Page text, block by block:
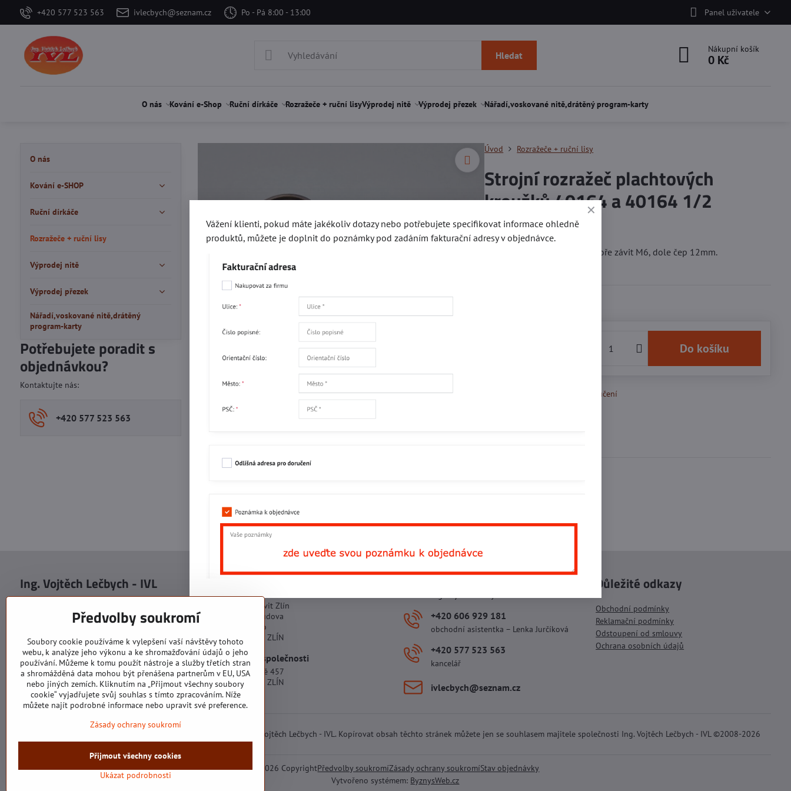
+420 577 523 563 ivlecbych@seznam.cz Po - Pá 8:00 - 13:00 Panel uživatele
Hledat
Nákupní košík
0 Kč
O nás Kování e-Shop Ruční dírkáče Rozražeče + ruční lisyVýprodej nitě Výprodej přezek Nářadí,voskované nitě,drátěný program-karty
Úvod Rozražeče + ruční lisy
Strojní rozražeč plachtových
kroužků 40164 a 40164 1/2
Hodnocení
Materiál ocel, provedení:nahoře závit M6, dole čep 12mm.
Do košíku
Doručení
mail
O nás
Kování e-SHOP
Ruční dírkáče
Rozražeče + ruční lisy
Výprodej nitě
Výprodej přezek
Nářadí,voskované nitě,drátěný
program-karty
Potřebujete poradit s
objednávkou?
Kontaktujte nás:
+420 577 523 563
Ing. Vojtěch Lečbych - IVL
DIČ: CZ5602130809
IČO: 29007356
DIČ: CZ29007356
Malotova 5264
Areál Svit Zlín
113. budova
1. patro
760 01 ZLÍN
Sídlo společnosti
U Hřiště 457
760 01 ZLÍN
+420 606 929 181
obchodní asistentka – Lenka Jurčíková
+420 577 523 563
kancelář
ivlecbych​@seznam​.cz
Důležité odkazy
Obchodní podmínky
Reklamační podmínky
Odstoupení od smlouvy
Ochrana osobních údajů
Všechny texty, obrázky a fotografie jsou majetkem společnosti Ing. Vojtěch Lečbych - IVL. Kopírovat obsah těchto stránek můžete jen se souhlasem majitele společnosti Ing. Vojtěch Lečbych - IVL ©2008-2026
© 2026 CopyrightPředvolby soukromíZásady ochrany soukromíStav objednávky
Vytvořeno systémem: ByznysWeb.cz
Předvolby soukromí
Soubory cookie používáme k vylepšení vaší návštěvy tohoto
webu, k analýze jeho výkonu a ke shromažďování údajů o jeho
používání. Můžeme k tomu použít nástroje a služby třetích stran
a shromážděná data mohou být přenášena partnerům v EU, USA
nebo jiných zemích. Kliknutím na „Přijmout všechny soubory
cookie“ vyjadřujete svůj souhlas s tímto zpracováním. Níže
můžete najít podrobné informace nebo upravit své preference.
Zásady ochrany soukromí
Ukázat podrobnosti
Přijmout všechny cookies
Vážení klienti, pokud máte jakékoliv dotazy nebo potřebujete specifikovat informace ohledně
produktů, můžete je doplnit do poznámky pod zadáním fakturační adresy v objednávce.